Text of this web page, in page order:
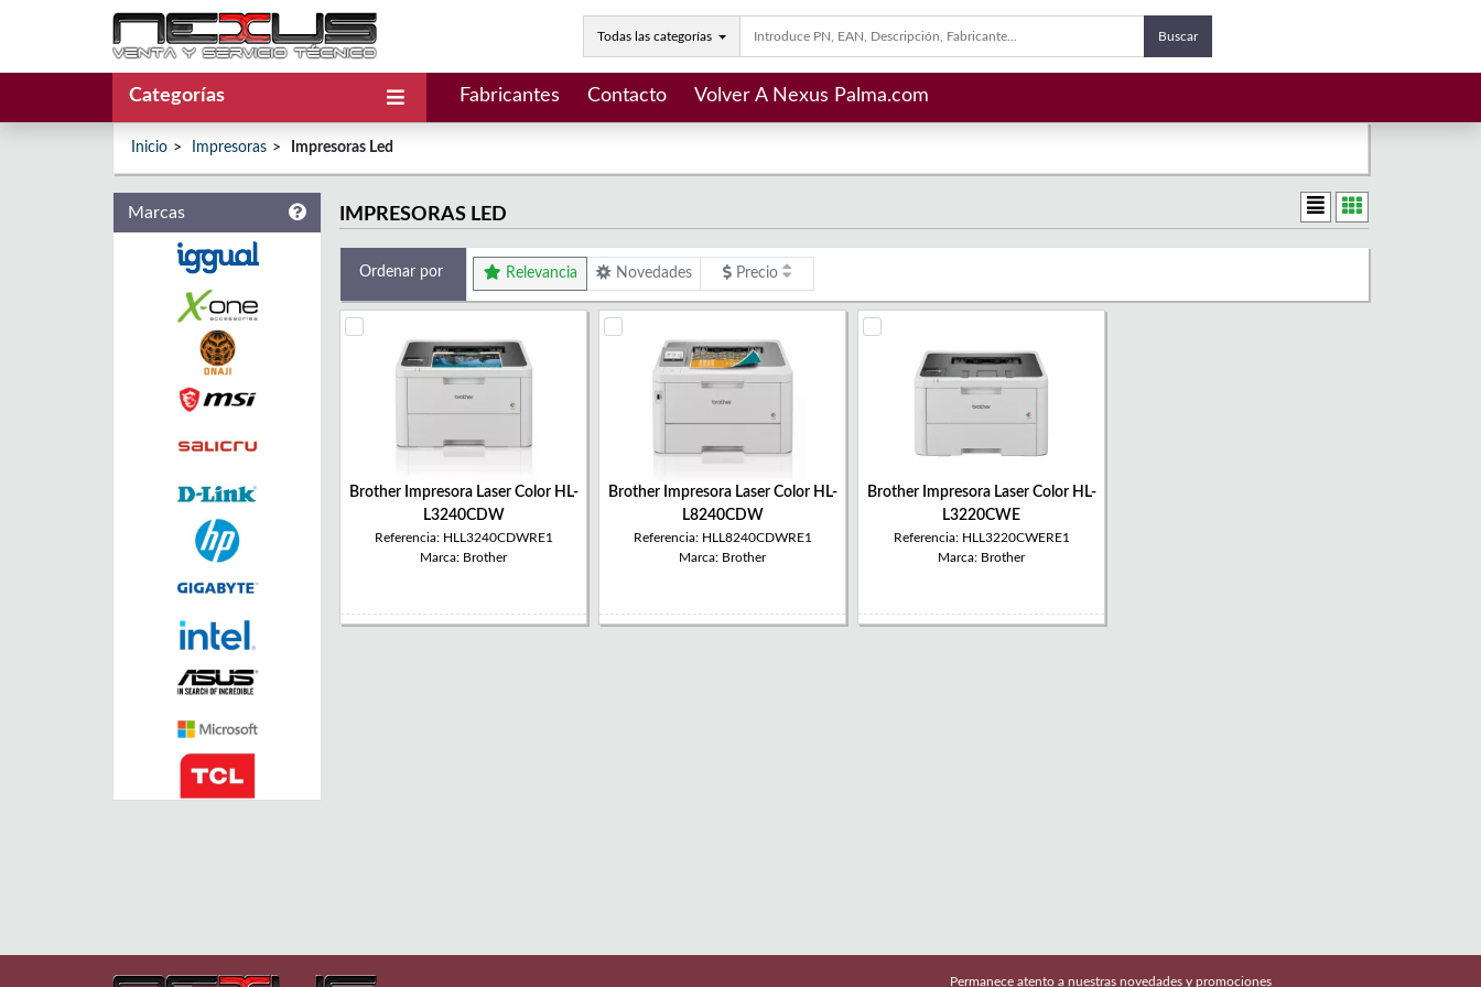
Todas las categorías Buscar
Categorías Fabricantes Contacto Volver A Nexus Palma.com
Inicio Impresoras Impresoras Led
Marcas IMPRESORAS LED
Ordenar por Relevancia Novedades Precio
Brother Impresora Laser Color HL-
L3240CDW
Referencia: HLL3240CDWRE1
Marca: Brother
Brother Impresora Laser Color HL-
L8240CDW
Referencia: HLL8240CDWRE1
Marca: Brother
Brother Impresora Laser Color HL-
L3220CWE
Referencia: HLL3220CWERE1
Marca: Brother
Permanece atento a nuestras novedades y promociones